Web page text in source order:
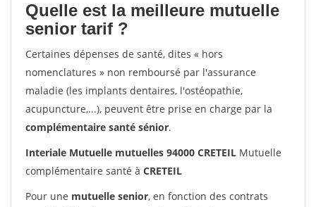
Quelle est la meilleure mutuelle
senior tarif ?
Certaines dépenses de santé, dites « hors
nomenclatures » non remboursé par l'assurance
maladie (les implants dentaires, l'ostéopathie,
acupuncture,...), peuvent être prise en charge par la
complémentaire santé sénior.
Interiale Mutuelle mutuelles 94000 CRETEIL Mutuelle
complémentaire santé à CRETEIL
Pour une mutuelle senior, en fonction des contrats